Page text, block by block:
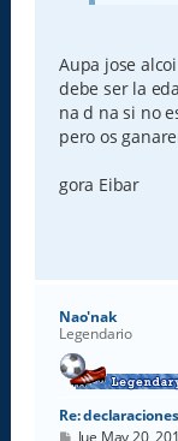
Aupa jose alcoi
debe ser la
na d na si no
pero os
gora Eibar
Nao'nak
Legendario
Re:
M
Jue May 20,